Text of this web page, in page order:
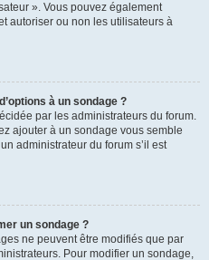
». Vous pouvez également
autoriser ou non les utilisateurs à
à un sondage ?
par les administrateurs du forum.
ajouter à un sondage vous semble
administrateur du forum s’il est
un sondage ?
ne peuvent être modifiés que par
Pour modifier un sondage,